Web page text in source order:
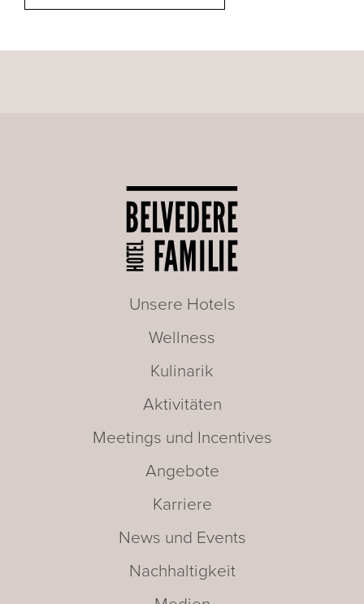
Unsere Hotels
Wellness
Kulinarik
Aktivitäten
Meetings und Incentives
Angebote
Karriere
News und Events
Nachhaltigkeit